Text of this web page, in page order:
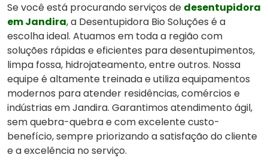
Se você está procurando serviços de desentupidora
em Jandira, a Desentupidora Bio Soluções é a
escolha ideal. Atuamos em toda a região com
soluções rápidas e eficientes para desentupimentos,
limpa fossa, hidrojateamento, entre outros. Nossa
equipe é altamente treinada e utiliza equipamentos
modernos para atender residências, comércios e
indústrias em Jandira. Garantimos atendimento ágil,
sem quebra-quebra e com excelente custo-
benefício, sempre priorizando a satisfação do cliente
e a excelência no serviço.